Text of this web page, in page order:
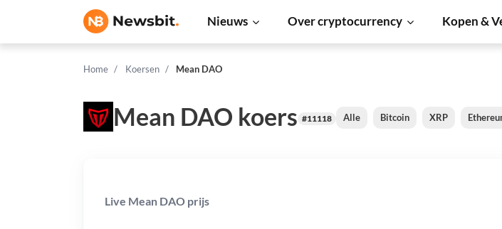
Nieuws Over cryptocurrency Kopen &
Home Koersen Mean DAO
Mean DAO koers #11118 Alle Bitcoin XRP
Live Mean DAO prijs